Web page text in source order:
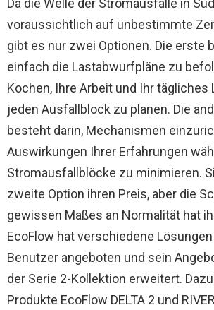
voraussichtlich auf unbestimmte
gibt es nur zwei Optionen. Die erste
einfach die Lastabwurfpläne zu
Kochen, Ihre Arbeit und Ihr tägliches
jeden Ausfallblock zu planen. Die
besteht darin, Mechanismen
Auswirkungen Ihrer Erfahrungen
Stromausfallblöcke zu minimieren.
zweite Option ihren Preis, aber die
gewissen Maßes an Normalität hat
EcoFlow hat verschiedene
Benutzer angeboten und sein
der Serie 2-Kollektion erweitert.
Produkte EcoFlow DELTA 2 und